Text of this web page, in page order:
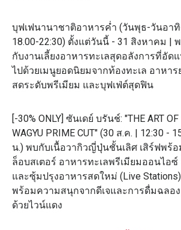
บุฟเฟนานาชาติอาหารค่ำ (วันพุธ-วันอา
18.00-22:30) ตั้งแต่วันนี้ - 31 สิงหาคม |
กับงานเลี้ยงอาหารทะเลสุดอลังการที่อัด
ไปด้วยเมนูยอดนิยมจากท้องทะเล อาหาร
สดระดับพรีเมียม และบุฟเฟ่ต์สุดฟิน
[-30% ONLY] ซันเดย์ บรันช์: "THE ART OF
WAGYU PRIME CUT" (30 ส.ค. | 12:30 -
น.) พบกับเนื้อวากิวญี่ปุ่นชั้นเลิศ เสิร์ฟพร้อ
ล็อบสเตอร์ อาหารทะเลพรีเมียมออนไอซ์
และซุ้มปรุงอาหารสดใหม่ (Live Stations)
พร้อมความสนุกจากดีเจและการดื่มฉลอง
ด้วยไวน์แดง